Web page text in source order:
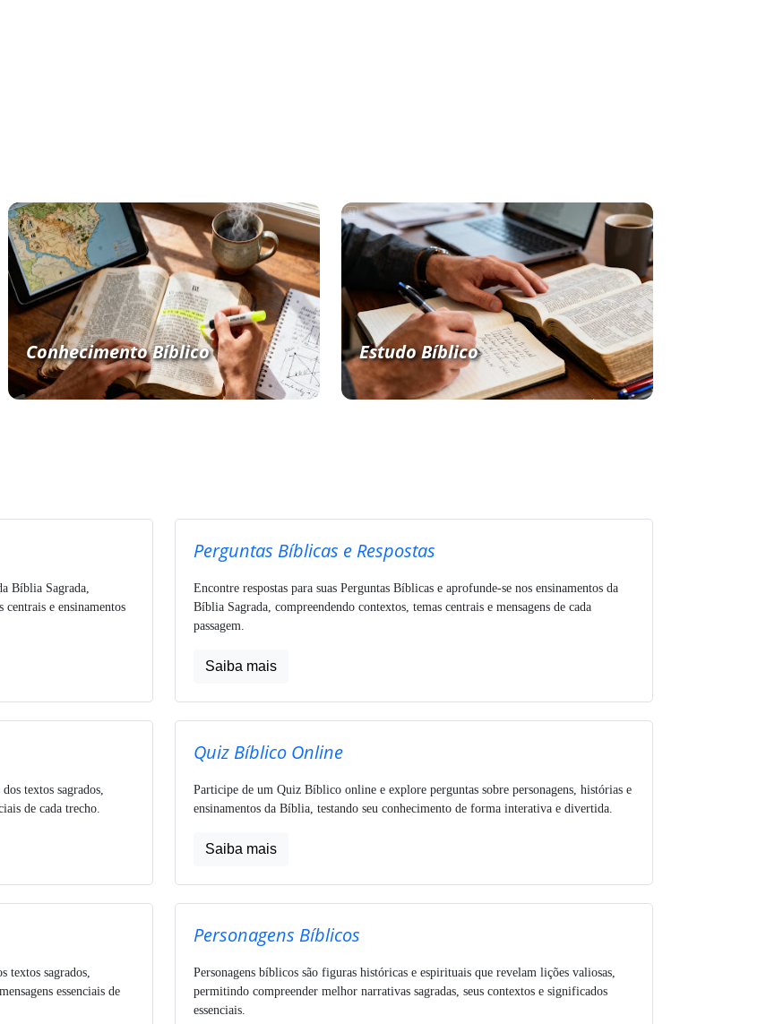
Conhecimento Bíblico Estudo Bíblico
Bíblia Sagrada,
centrais e ensinamentos
Perguntas Bíblicas e Respostas
Encontre respostas para suas Perguntas Bíblicas e aprofunde-se nos ensinamentos da
Bíblia Sagrada, compreendendo contextos, temas centrais e mensagens de cada
passagem.
Saiba mais
textos sagrados,
de cada trecho.
Quiz Bíblico Online
Participe de um Quiz Bíblico online e explore perguntas sobre personagens, histórias e
ensinamentos da Bíblia, testando seu conhecimento de forma interativa e divertida.
Saiba mais
textos sagrados,
essenciais de
Personagens Bíblicos
Personagens bíblicos são figuras históricas e espirituais que revelam lições valiosas,
permitindo compreender melhor narrativas sagradas, seus contextos e significados
essenciais.